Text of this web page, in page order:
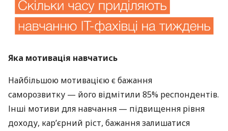
Яка мотивація навчатись
Найбільшою мотивацією є бажання
саморозвитку — його відмітили 85% респондентів.
Інші мотиви для навчання — підвищення рівня
доходу, карʼєрний ріст, бажання залишатися